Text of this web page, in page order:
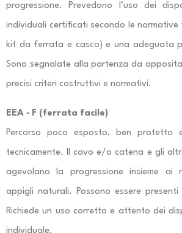
progressione. Prevedono l’uso dei
individuali certificati secondo le
kit da ferrata e casco) e una adeguata
Sono segnalate alla partenza da
precisi criteri costruttivi e normativi.
EEA ‐ F (ferrata facile)
Percorso poco esposto, ben protetto
tecnicamente. Il cavo e/o catena e gli
agevolano la progressione insieme ai
appigli naturali. Possono essere
Richiede un uso corretto e attento dei
individuale.